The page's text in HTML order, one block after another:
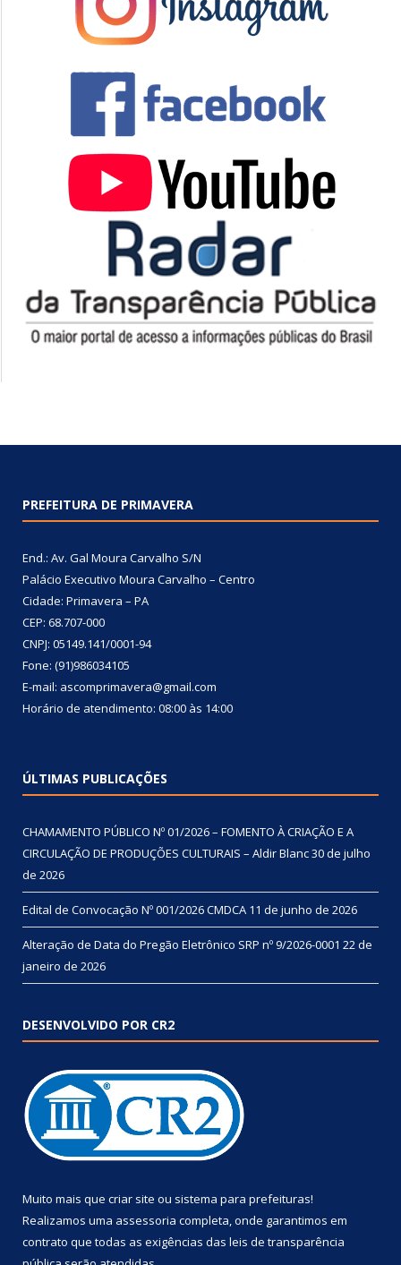
PREFEITURA DE PRIMAVERA
End.: Av. Gal Moura Carvalho S/N
Palácio Executivo Moura Carvalho – Centro
Cidade: Primavera – PA
CEP: 68.707-000
CNPJ: 05149.141/0001-94
Fone: (91)986034105
E-mail: ascomprimavera@gmail.com
Horário de atendimento: 08:00 às 14:00
ÚLTIMAS PUBLICAÇÕES
CHAMAMENTO PÚBLICO Nº 01/2026 – FOMENTO À CRIAÇÃO E A
CIRCULAÇÃO DE PRODUÇÕES CULTURAIS – Aldir Blanc30 de julho
de 2026
Edital de Convocação Nº 001/2026 CMDCA 11 de junho de 2026
Alteração de Data do Pregão Eletrônico SRP nº 9/2026-0001 22 de
janeiro de 2026
DESENVOLVIDO POR CR2
Muito mais que criar site ou sistema para prefeituras!
Realizamos uma assessoria completa, onde garantimos em
contrato que todas as exigências das leis de transparência